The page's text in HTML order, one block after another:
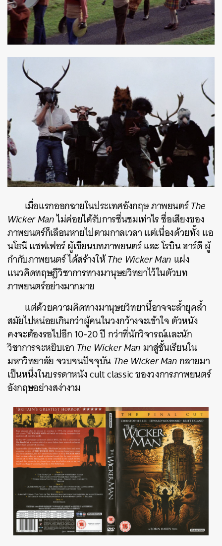
เมื่อแรกออกฉายในประเทศอังกฤษ ภาพยนตร์The
Wicker Manไม่ค่อยได้รับการชื่นชมเท่าไร ชื่อเสียงของ
ภาพยนตร์ก็เลือนหายไปตามกาลเวลา แต่เนื่องด้วยทั้ง แอ
นโธนี แชฟเฟอร์ ผู้เขียนบทภาพยนตร์ และ โรบิน ฮาร์ดี ผู้
กำกับภาพยนตร์ ได้สร้างให้The Wicker Man แฝง
แนวคิดทฤษฎีวิชาการทางมานุษยวิทยาไว้ในตัวบท
ภาพยนตร์อย่างมากมาย
แต่ด้วยความคิดทางมานุษยวิทยานี้อาจจะล้ำยุคล้ำ
สมัยไปหน่อยเกินกว่าผู้คนในวงกว้างจะเข้าใจ ตัวหนัง
คงจะต้องรอไปอีก 10-20 ปี กว่าที่นักวิจารณ์และนัก
วิชาการจะหยิบเอา The Wicker Manมาสู่ชั้นเรียนใน
มหาวิทยาลัย จวบจนปัจจุบันThe Wicker Manกลายมา
เป็นหนึ่งในบรรดาหนัง cult classic ของวงการภาพยนตร์
อังกฤษอย่างสง่างาม